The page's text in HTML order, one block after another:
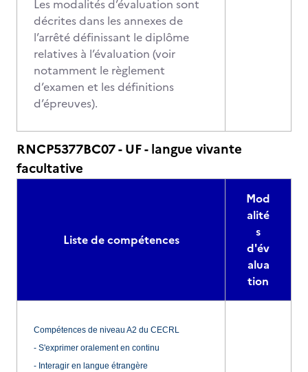
Les modalités d’évaluation sont
décrites dans les annexes de
l’arrêté définissant le diplôme
relatives à l’évaluation (voir
notamment le règlement
d’examen et les définitions
d’épreuves).
RNCP5377BC07 - UF - langue vivante
facultative
Liste de compétences
Mod
alité
s
d'év
alua
tion
Compétences de niveau A2 du CECRL
- S'exprimer oralement en continu
- Interagir en langue étrangère